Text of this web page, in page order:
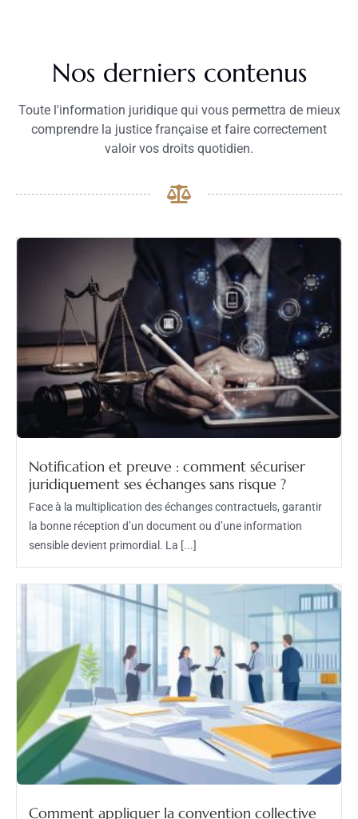
Nos derniers contenus
Toute l'information juridique qui vous permettra de mieux
comprendre la justice française et faire correctement
valoir vos droits quotidien.
Notification et preuve : comment sécuriser
juridiquement ses échanges sans risque ?
Face à la multiplication des échanges contractuels, garantir
la bonne réception d’un document ou d’une information
sensible devient primordial. La [...]
Comment appliquer la convention collective